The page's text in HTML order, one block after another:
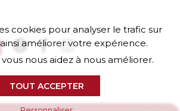
cookies pour analyser le trafic sur
améliorer votre expérience.
nous aidez à nous améliorer.
TOUT ACCEPTER